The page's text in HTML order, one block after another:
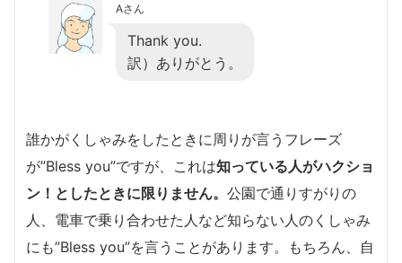
Aさん
Thank you.
訳）ありがとう。
誰かがくしゃみをしたときに周りが言うフレーズ
が”Bless you”ですが、これは知っている人がハクショ
ン！としたときに限りません。 公園で通りすがりの
人、電車で乗り合わせた人など知らない人のくしゃみ
にも”Bless you”を言うことがあります。もちろん、自